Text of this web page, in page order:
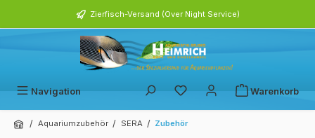
Zierfisch-Versand (Over Night Service)
Navigation Warenkorb
/ Aquariumzubehör / SERA / Zubehör